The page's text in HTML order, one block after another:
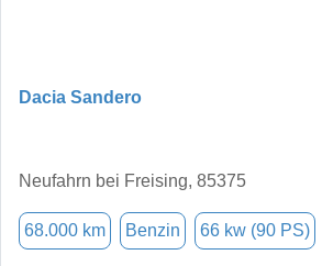
Dacia Sandero
Neufahrn bei Freising, 85375
68.000 km Benzin 66 kw (90 PS)